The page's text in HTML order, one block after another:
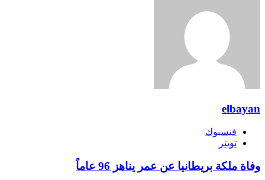
elbayan
فيسبوك
تويتر
وفاة ملكة بريطانيا عن عمر يناهز 96 عاماً